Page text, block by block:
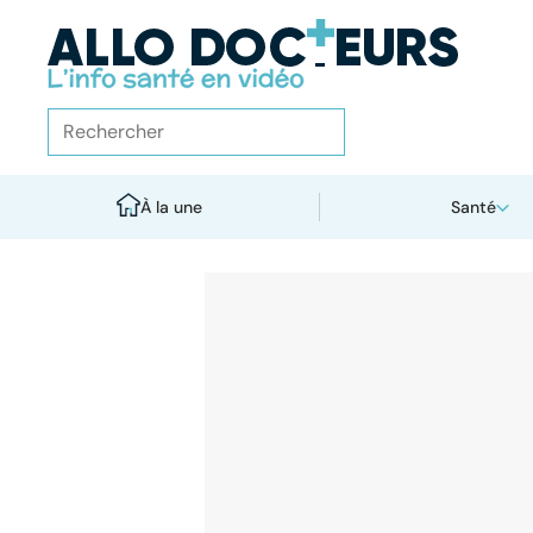
À la une Santé